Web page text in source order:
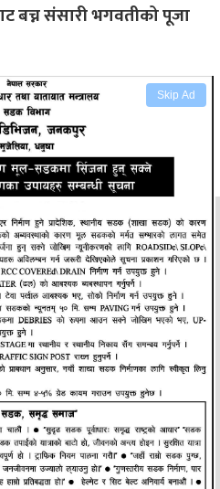
Skip Ad
बच्न संसारी भगवतीको पूजा
७८